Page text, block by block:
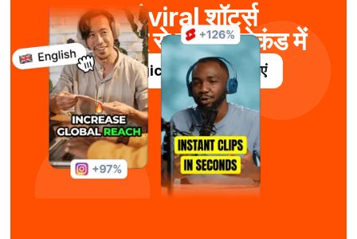
बनाएं viral शॉर्ट्स
AI की मदद से कुछ ही सेकंड में
Submagic को निःशुल्क आज़माएं